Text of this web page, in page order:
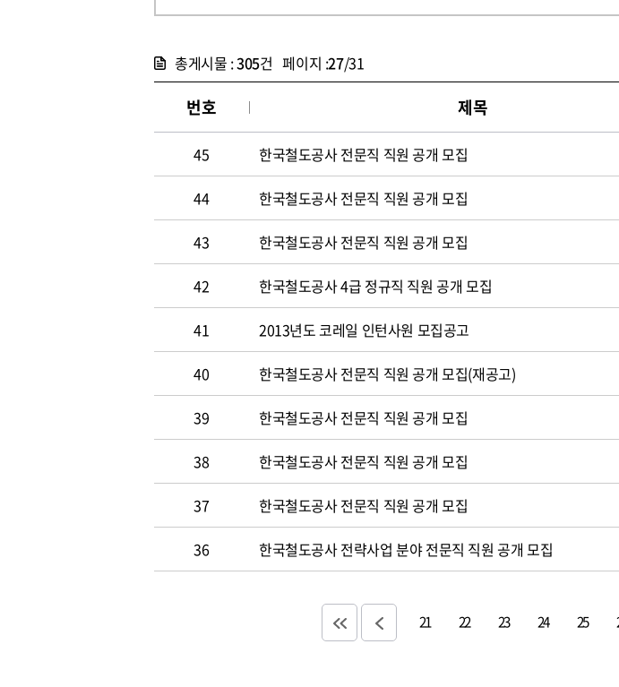
총게시물 :305건 페이지 :27/31
번호 제목
45 한국철도공사 전문직 직원 공개 모집
44 한국철도공사 전문직 직원 공개 모집
43 한국철도공사 전문직 직원 공개 모집
42 한국철도공사 4급 정규직 직원 공개 모집
41 2013년도 코레일 인턴사원 모집공고
40 한국철도공사 전문직 직원 공개 모집(재공고)
39 한국철도공사 전문직 직원 공개 모집
38 한국철도공사 전문직 직원 공개 모집
37 한국철도공사 전문직 직원 공개 모집
36 한국철도공사 전략사업 분야 전문직 직원 공개 모집
21 22 23 24 25